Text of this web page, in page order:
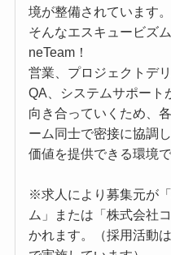
境が整備されています。
そんなエスキュービズ
neTeam！
営業、プロジェクトデ
QA、システムサポート
向き合っていくため、
ーム同士で密接に協調
価値を提供できる環境で
※求人により募集元が
ム」または「株式会社
かれます。（採用活動